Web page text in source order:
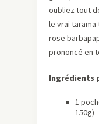
oubliez tout
le vrai tarama
rose
prononcé en
Ingrédients
1
150g)